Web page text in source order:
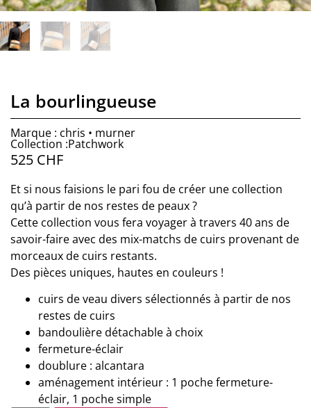
La bourlingueuse
Marque : chris • murner
Collection :Patchwork
525 CHF
Et si nous faisions le pari fou de créer une collection
qu’à partir de nos restes de peaux ?
Cette collection vous fera voyager à travers 40 ans de
savoir-faire avec des mix-matchs de cuirs provenant de
morceaux de cuirs restants.
Des pièces uniques, hautes en couleurs !
cuirs de veau divers sélectionnés à partir de nos
restes de cuirs
bandoulière détachable à choix
fermeture-éclair
doublure : alcantara
aménagement intérieur : 1 poche fermeture-
éclair, 1 poche simple